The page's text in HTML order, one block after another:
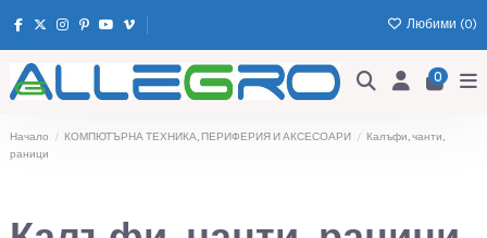
Любими (0)
0
Начало КОМПЮТЪРНА ТЕХНИКА, ПЕРИФЕРИЯ И АКСЕСОАРИ
Калъфи, чанти,
раници